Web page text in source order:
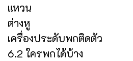
แหวน
ต่างหู
เครื่องประดับพกติดตัว
6.2 ใครพกได้บ้าง